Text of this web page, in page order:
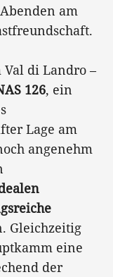
am
di Landro –
126, ein
Lage am
angenehm
Gleichzeitig
eine
der